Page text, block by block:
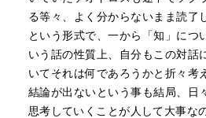
プラトンの対話篇はソクラテス
とても面白いのだが、今回のテア
若い「お坊っちゃん」であったた
う母親に習い大人向け産婆を自認
独壇場の感があり、白熱した議論
ところは少し拍子抜けがした。（笑
る等々、よく分からないまま読了
という形式で、一から「知」につ
いう話の性質上、自分もこの対話
いてそれは何であろうかと折々考
結論が出ないという事も結局、日
思考していくことが人して大事な